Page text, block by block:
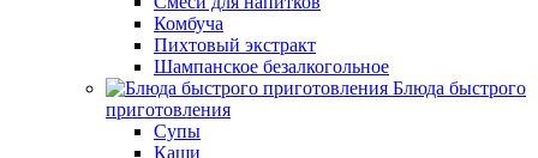
Комбуча
Пихтовый экстракт
Шампанское безалкогольное
Блюда быстрого
приготовления
Супы
Каши